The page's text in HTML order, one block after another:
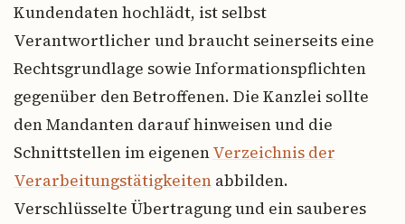
Kundendaten hochlädt, ist selbst
Verantwortlicher und braucht seinerseits eine
Rechtsgrundlage sowie Informationspflichten
gegenüber den Betroffenen. Die Kanzlei sollte
den Mandanten darauf hinweisen und die
Schnittstellen im eigenenVerzeichnis der
Verarbeitungstätigkeiten abbilden.
Verschlüsselte Übertragung und ein sauberes